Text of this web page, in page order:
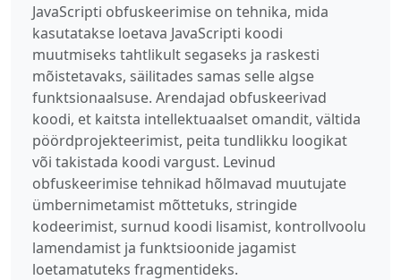
JavaScripti obfuskeerimise on tehnika, mida
kasutatakse loetava JavaScripti koodi
muutmiseks tahtlikult segaseks ja raskesti
mõistetavaks, säilitades samas selle algse
funktsionaalsuse. Arendajad obfuskeerivad
koodi, et kaitsta intellektuaalset omandit, vältida
pöördprojekteerimist, peita tundlikku loogikat
või takistada koodi vargust. Levinud
obfuskeerimise tehnikad hõlmavad muutujate
ümbernimetamist mõttetuks, stringide
kodeerimist, surnud koodi lisamist, kontrollvoolu
lamendamist ja funktsioonide jagamist
loetamatuteks fragmentideks.